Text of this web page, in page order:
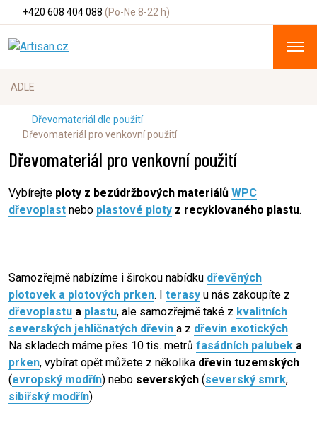
+420 608 404 088 (Po-Ne 8-22 h)
Dřevomateriál dle použití
Dřevomateriál pro venkovní použití
Dřevomateriál pro venkovní použití
Vybírejte ploty z bezúdržbových materiálů WPC
dřevoplast nebo plastové ploty z recyklovaného plastu.
Samozřejmě nabízíme i širokou nabídku dřevěných
plotovek a plotových prken. I terasy u nás zakoupíte z
dřevoplastu a plastu, ale samozřejmě také z kvalitních
severských jehličnatých dřevin a z dřevin exotických.
Na skladech máme přes 10 tis. metrů fasádních palubek a
prken, vybírat opět můžete z několika dřevin tuzemských
(evropský modřín) nebo severských (severský smrk,
sibiřský modřín)